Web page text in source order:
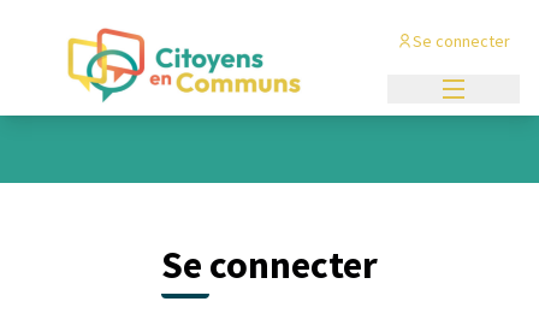
Menu
Se connecter
Se connecter